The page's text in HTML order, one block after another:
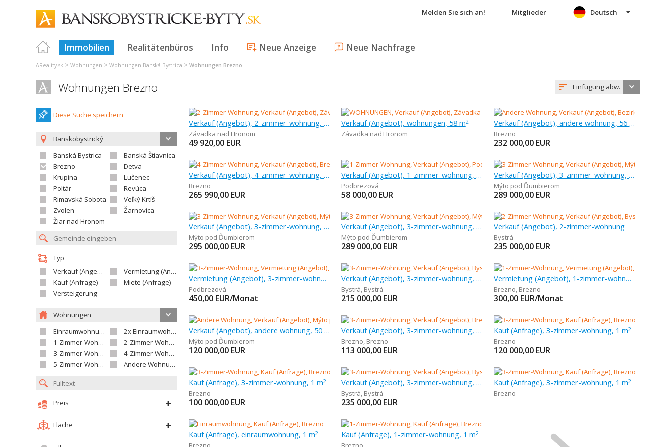
Melden Sie sich an! Mitglieder
Immobilien Realitätenbüros Info Neue Anzeige Neue Nachfrage
Deutsch
AReality.sk > Wohnungen > Wohnungen Banská Bystrica > Wohnungen Brezno
Wohnungen Brezno Einfügung abw.
Diese Suche speichern
Banskobystrický
Banská Bystrica
Banská Štiavnica
Brezno
Detva
Krupina
Lučenec
Poltár
Revúca
Rimavská Sobota
Veľký Krtíš
Zvolen
Žarnovica
Žiar nad Hronom
Typ
Verkauf (Angebot)
Vermietung (Angebot)
Kauf (Anfrage)
Miete (Anfrage)
Versteigerung
Wohnungen
Einraumwohnung
2x Einraumwohnung
1-Zimmer-Wohnung
2-Zimmer-Wohnung
3-Zimmer-Wohnung
4-Zimmer-Wohnung
5-Zimmer-Wohnung und größer
Andere Wohnung
Preis
Fläche
Verkauf (Angebot), 2-zimmer-wohnung, 65 m
Závadka nad Hronom
49 920,00 EUR
Verkauf (Angebot), wohnungen, 58 m2
Závadka nad Hronom
Verkauf (Angebot), andere wohnung, 56 m
Brezno
232 000,00 EUR
Verkauf (Angebot), 4-zimmer-wohnung, 130 m
Brezno
265 990,00 EUR
Verkauf (Angebot), 1-zimmer-wohnung, 38 m
Podbrezová
58 000,00 EUR
Verkauf (Angebot), 3-zimmer-wohnung, 61 m
Mýto pod Ďumbierom
289 000,00 EUR
Verkauf (Angebot), 3-zimmer-wohnung, 76 m
Mýto pod Ďumbierom
295 000,00 EUR
Verkauf (Angebot), 3-zimmer-wohnung, 61 m
Mýto pod Ďumbierom
289 000,00 EUR
Verkauf (Angebot), 2-zimmer-wohnung
Bystrá
235 000,00 EUR
Vermietung (Angebot), 3-zimmer-wohnung, 64 m
Podbrezová
450,00 EUR/Monat
Verkauf (Angebot), 3-zimmer-wohnung, 110 m
Bystrá, Bystrá
215 000,00 EUR
Vermietung (Angebot), 1-zimmer-wohnung, 37 m
Brezno, Brezno
300,00 EUR/Monat
Verkauf (Angebot), andere wohnung, 50 m
Mýto pod Ďumbierom
120 000,00 EUR
Verkauf (Angebot), 3-zimmer-wohnung, 70 m
Brezno, Brezno
113 000,00 EUR
Kauf (Anfrage), 3-zimmer-wohnung, 1 m2
Brezno
120 000,00 EUR
Kauf (Anfrage), 3-zimmer-wohnung, 1 m2
Brezno
100 000,00 EUR
Verkauf (Angebot), 3-zimmer-wohnung, 67 m
Bystrá, Bystrá
235 000,00 EUR
Kauf (Anfrage), 3-zimmer-wohnung, 1 m2
Brezno
Kauf (Anfrage), einraumwohnung, 1 m2
Brezno
Kauf (Anfrage), 1-zimmer-wohnung, 1 m2
Brezno